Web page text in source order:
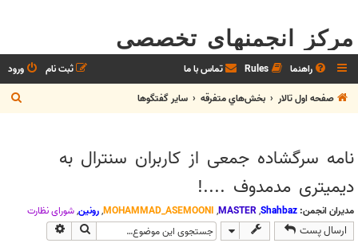
مرکز انجمنهای تخصصی
راهنما Rules تماس با ما ورود
ثبت نام
صفحه اول تالار
بخش‌‌هاي متفرقه ساير گفتگوها
ج
س
نامه سرگشاده جمعی از کاربران سنترال به
دیمیتری مدمدوف ....!
مدیران انجمن: Shahbaz
,
MASTER
,
MOHAMMAD_ASEMOONI
,رونین,شوراي نظارت
ارسال پست جستجو